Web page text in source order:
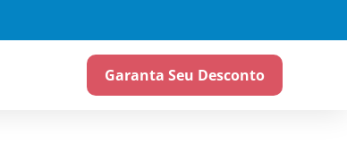
Garanta Seu Desconto